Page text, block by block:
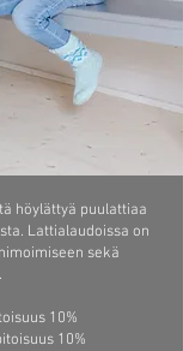
höylättyä puulattiaa
Lattialaudoissa on
sekä
10%
10%